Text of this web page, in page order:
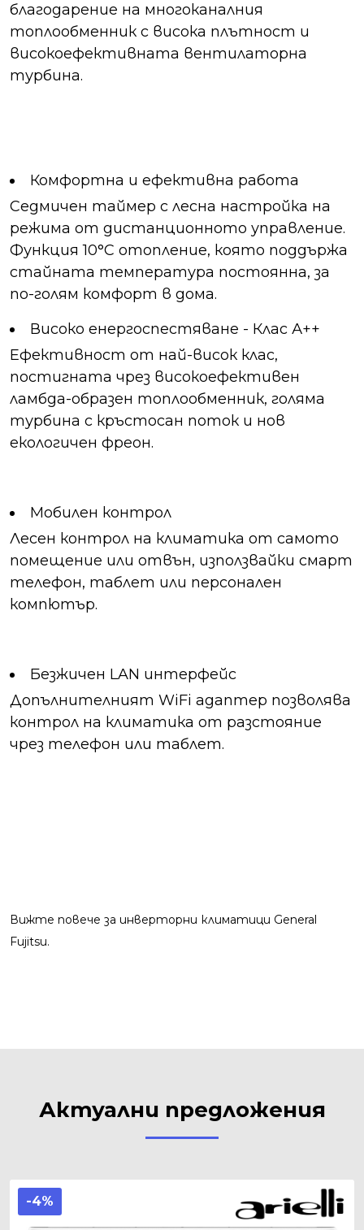
благодарение на многоканалния
топлообменник с висока плътност и
високоефективната вентилаторна
турбина.
Комфортна и ефективна работа
Седмичен таймер с лесна настройка на
режима от дистанционното управление.
Функция 10°C отопление, която поддържа
стайната температура постоянна, за
по-голям комфорт в дома.
Високо енергоспестяване - Клас А++
Ефективност от най-висок клас,
постигната чрез високоефективен
ламбда-образен топлообменник, голяма
турбина с кръстосан поток и нов
екологичен фреон.
Мобилен контрол
Лесен контрол на климатика от самото
помещение или отвън, използвайки смарт
телефон, таблет или персонален
компютър.
Безжичен LAN интерфейс
Допълнителният WiFi адаптер позволява
контрол на климатика от разстояние
чрез телефон или таблет.
Вижте повече за инверторни климатици General
Fujitsu.
Актуални предложения
-4%